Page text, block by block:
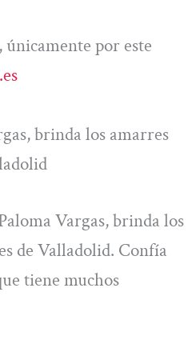
únicamente por este
brinda los amarres
Vargas, brinda los
de Valladolid. Confía
tiene muchos